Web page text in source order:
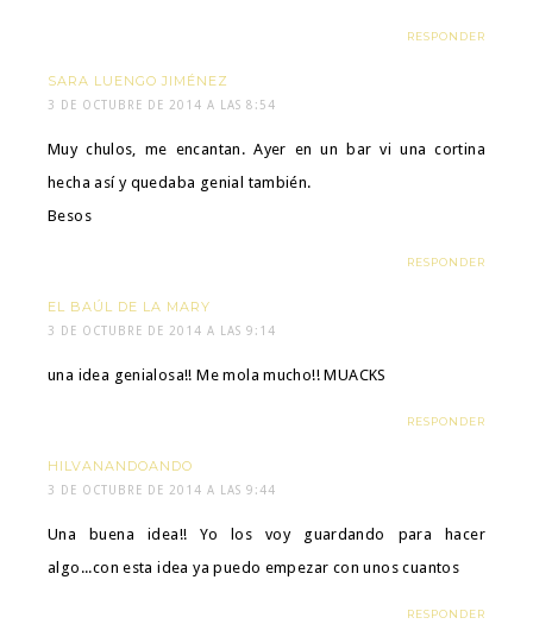
RESPONDER
SARA LUENGO JIMÉNEZ
3 DE OCTUBRE DE 2014 A LAS 8:54
Muy chulos, me encantan. Ayer en un bar vi una cortina
hecha así y quedaba genial también.
Besos
RESPONDER
EL BAÚL DE LA MARY
3 DE OCTUBRE DE 2014 A LAS 9:14
una idea genialosa!! Me mola mucho!! MUACKS
RESPONDER
HILVANANDOANDO
3 DE OCTUBRE DE 2014 A LAS 9:44
Una buena idea!! Yo los voy guardando para hacer
algo...con esta idea ya puedo empezar con unos cuantos
RESPONDER